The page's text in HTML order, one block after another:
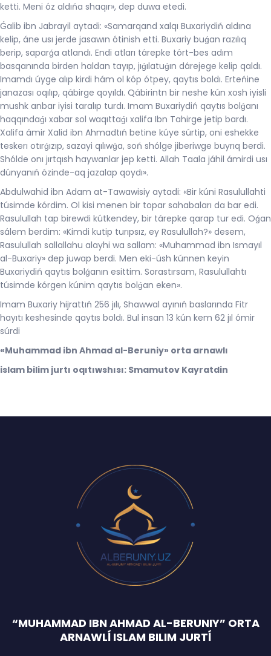
ketti. Meni óz aldıńa shaqır», dep duwa etedi.
Ǵalib ibn Jabrayil aytadi: «Samarqand xalqı Buxariydiń aldına
kelip, áne usı jerde jasawın ótinish etti. Buxariy buǵan razılıq
berip, saparǵa atlandı. Endi atları tárepke tórt-bes adım
basqanında birden haldan tayıp, jıǵılatuǵın dárejege kelip qaldı.
Imamdı úyge alıp kirdi hám ol kóp ótpey, qaytıs boldı. Erteńine
janazası oqılıp, qábirge qoyıldı. Qábirintn bir neshe kún xosh iyisli
mushk anbar iyisi taralıp turdı. Imam Buxariydiń qaytıs bolǵanı
haqqındaǵı xabar sol waqıttaǵı xalifa Ibn Tahirge jetip bardı.
Xalifa ámir Xalid ibn Ahmadtıń betine kúye súrtip, oni eshekke
teskerı otırǵızıp, sazayi qılıwǵa, soń shólge jiberiwge buyrıq berdi.
Shólde onı jırtqısh haywanlar jep ketti. Allah Taala jáhil ámirdi usı
dúnyanıń ózinde-aq jazalap qoydı».
Abdulwahid ibn Adam at-Tawawisiy aytadi: «Bir kúni Rasulullahti
túsimde kórdim. Ol kisi menen bir topar sahabaları da bar edi.
Rasulullah tap birewdi kútkendey, bir tárepke qarap tur edi. Oǵan
sálem berdim: «Kimdi kutip turıpsız, ey Rasulullah?» desem,
Rasulullah sallallahu alayhi wa sallam: «Muhammad ibn Ismayıl
al-Buxariy» dep juwap berdi. Men eki-úsh kúnnen keyin
Buxariydiń qaytıs bolǵanın esittim. Sorastırsam, Rasulullahtı
túsimde kórgen kúnim qaytıs bolǵan eken».
Imam Buxariy hijrattıń 256 jılı, Shawwal ayınıń baslarında Fitr
hayıtı keshesinde qaytıs boldı. Bul insan 13 kún kem 62 jıl ómir
súrdi
«Muhammad ibn Ahmad al-Beruniy» orta arnawlı
islam bilim jurtı oqıtıwshısı: Smamutov Kayratdin
“MUHAMMAD IBN AHMAD AL-BERUNIY” ORTA
ARNAWLĺ ISLAM BILIM JURTĺ